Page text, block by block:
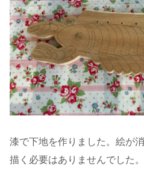
漆で下地を作りました。絵が
描く必要はありませんでした。